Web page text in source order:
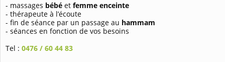
- massages bébé et femme enceinte
- thérapeute à l’écoute
- fin de séance par un passage au hammam
- séances en fonction de vos besoins
Tel : 0476 / 60 44 83